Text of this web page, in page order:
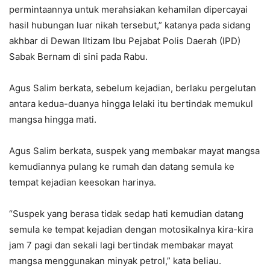
permintaannya untuk merahsiakan kehamilan dipercayai
hasil hubungan luar nikah tersebut,” katanya pada sidang
akhbar di Dewan Iltizam Ibu Pejabat Polis Daerah (IPD)
Sabak Bernam di sini pada Rabu.
Agus Salim berkata, sebelum kejadian, berlaku pergelutan
antara kedua-duanya hingga lelaki itu bertindak memukul
mangsa hingga mati.
Agus Salim berkata, suspek yang membakar mayat mangsa
kemudiannya pulang ke rumah dan datang semula ke
tempat kejadian keesokan harinya.
“Suspek yang berasa tidak sedap hati kemudian datang
semula ke tempat kejadian dengan motosikalnya kira-kira
jam 7 pagi dan sekali lagi bertindak membakar mayat
mangsa menggunakan minyak petrol,” kata beliau.